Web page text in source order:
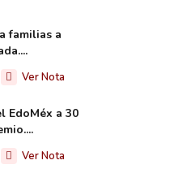
familias a
Ver Nota
EdoMéx a 30
Ver Nota